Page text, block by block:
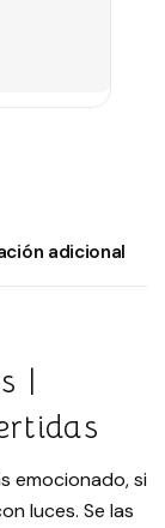
adicional
|
emocionado, si
luces. Se las